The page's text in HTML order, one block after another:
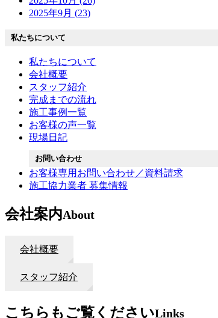
2025年9月 (23)
私たちについて
私たちについて
会社概要
スタッフ紹介
完成までの流れ
施工事例一覧
お客様の声一覧
現場日記
お問い合わせ
お客様専用お問い合わせ／資料請求
施工協力業者 募集情報
会社案内About
会社概要
スタッフ紹介
こちらもご覧くださいLinks